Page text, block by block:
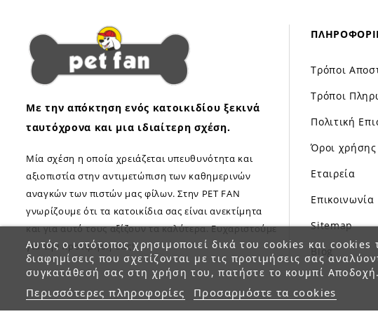
Με την απόκτηση ενός κατοικιδίου ξεκινά
ταυτόχρονα και μια ιδιαίτερη σχέση.
Μία σχέση η οποία χρειάζεται υπευθυνότητα και
αξιοπιστία στην αντιμετώπιση των καθημερινών
αναγκών των πιστών μας φίλων. Στην PET FAN
γνωρίζουμε ότι τα κατοικίδια σας είναι ανεκτίμητα
και για αυτό τους αξίζουν τα καλύτερα. Ευχαριστούμε
για την προτίμηση σας!
Τρόποι
Τρόποι
Πολιτική
Όροι χρήσης
Εταιρεία
Επικοινωνία
Sitemap
Blog
Αυτός ο ιστότοπος χρησιμοποιεί δικά του cookies και
διαφημίσεις που σχετίζονται με τις προτιμήσεις σας
συγκατάθεσή σας στη χρήση του, πατήστε το κουμπί Αποδοχή.
Περισσότερες πληροφορίες Προσαρμόστε τα cookies